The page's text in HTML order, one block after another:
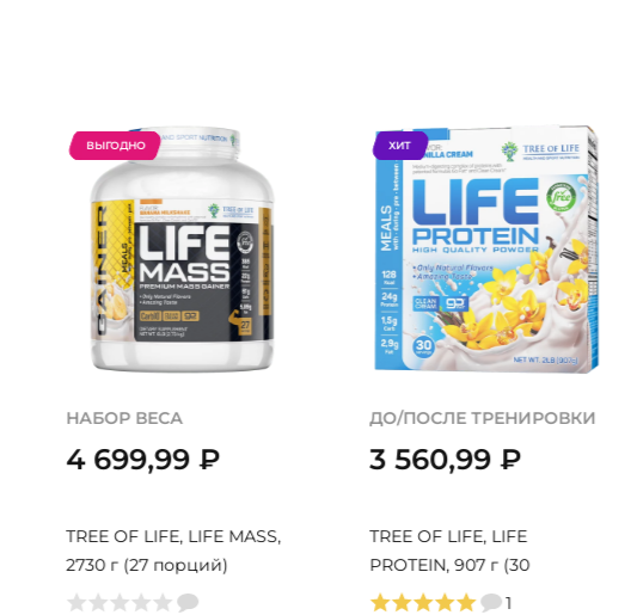
ВЫГОДНО
НАБОР ВЕСА
4 699,99 ₽
TREE OF LIFE, LIFE MASS,
2730 г (27 порций)
ХИТ
ДО/ПОСЛЕ ТРЕНИРОВКИ
3 560,99₽
TREE OF LIFE, LIFE
PROTEIN, 907 г (30
порций)
1